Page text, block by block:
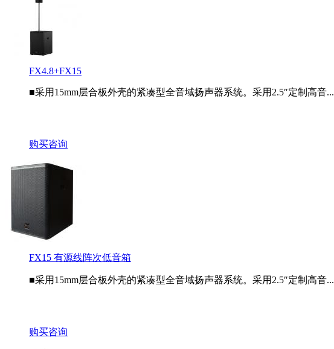
FX4.8+FX15
■采用15mm层合板外壳的紧凑型全音域扬声器系统。采用2.5″定制高音...
购买咨询
FX15 有源线阵次低音箱
■采用15mm层合板外壳的紧凑型全音域扬声器系统。采用2.5″定制高音...
购买咨询